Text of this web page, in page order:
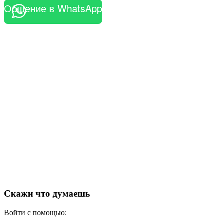
Общение в WhatsApp
Скажи что думаешь
Войти с помощью: